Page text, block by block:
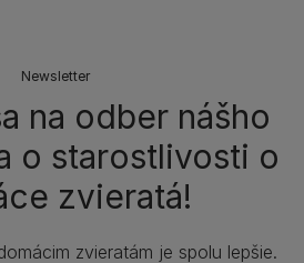
Newsletter
na odber nášho
o starostlivosti o
zvieratá!
zvieratám je spolu lepšie.